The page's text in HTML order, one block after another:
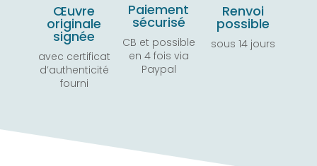
Œuvre
originale
signée
avec certificat
d’authenticité
fourni
Paiement
sécurisé
CB et possible
en 4 fois via
Paypal
Renvoi
possible
sous 14 jours